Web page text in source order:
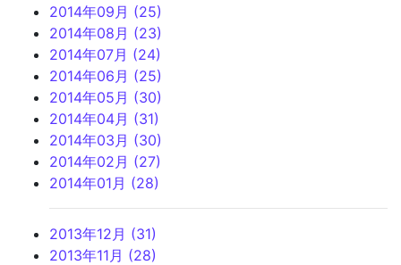
2014年09月 (25)
2014年08月 (23)
2014年07月 (24)
2014年06月 (25)
2014年05月 (30)
2014年04月 (31)
2014年03月 (30)
2014年02月 (27)
2014年01月 (28)
2013年12月 (31)
2013年11月 (28)